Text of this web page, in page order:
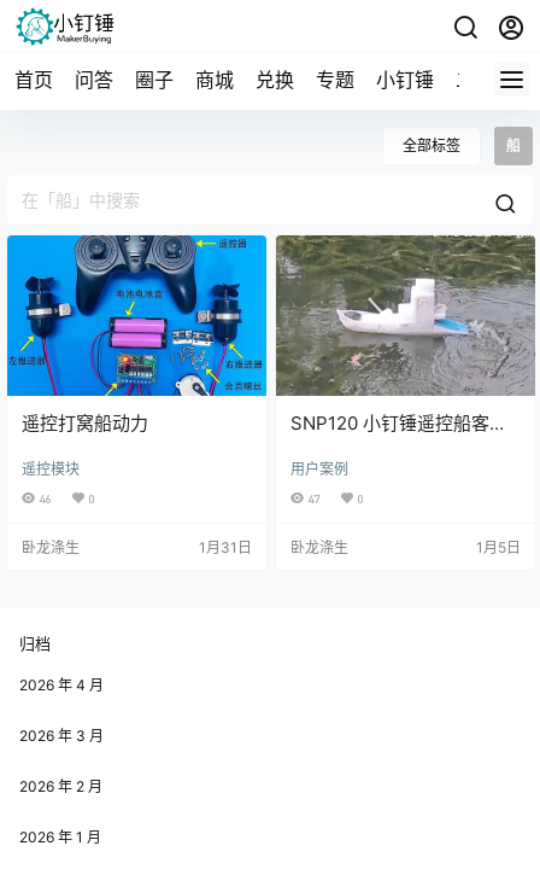
首页 问答 圈子 商城 兑换 专题 小钉锤 二手 导
全部标签 船
遥控打窝船动力
遥控模块
46 0
卧龙涤生 1月31日
SNP120 小钉锤遥控船客户
用户案例
47 0
卧龙涤生 1月5日
归档
2026 年 4 月
2026 年 3 月
2026 年 2 月
2026 年 1 月